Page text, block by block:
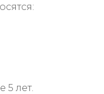
5 лет.